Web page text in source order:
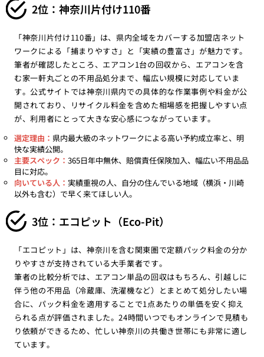
2位：神奈川片付け110番
「神奈川片付け110番」は、県内全域をカバーする加盟店ネット
ワークによる「捕まりやすさ」と「実績の豊富さ」が魅力です。
筆者が確認したところ、エアコン1台の回収から、エアコンを含
む家一軒丸ごとの不用品処分まで、幅広い規模に対応していま
す。公式サイトでは神奈川県内での具体的な作業事例や料金が公
開されており、リサイクル料金を含めた相場感を把握しやすい点
が、利用者にとって大きな安心感につながっています。
選定理由： 県内最大級のネットワークによる高い予約成立率と、明
快な実績公開。
主要スペック： 365日年中無休、賠償責任保険加入、幅広い不用品品
目に対応。
向いている人： 実績重視の人、自分の住んでいる地域（横浜・川崎
以外も含む）で早く来てほしい人。
3位：エコピット（Eco-Pit）
「エコピット」は、神奈川を含む関東圏で定額パック料金の分か
りやすさが支持されている大手業者です。
筆者の比較分析では、エアコン単品の回収はもちろん、引越しに
伴う他の不用品（冷蔵庫、洗濯機など）とまとめて処分したい場
合に、パック料金を適用することで1点あたりの単価を安く抑え
られる点が評価されました。24時間いつでもオンラインで見積も
り依頼ができるため、忙しい神奈川の共働き世帯にも非常に適し
ています。